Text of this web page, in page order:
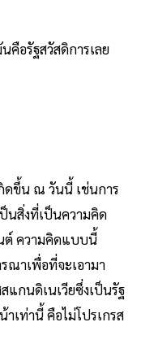
คือรัฐสวัสดิการเลย
ดขึ้น ณ วันนี้ เช่นการ
นสิ่งที่เป็นความคิด
ต์ ความคิดแบบนี้
ณาเพื่อที่จะเอามา
แกนดิเนเวียซึ่งเป็นรัฐ
เท่านี้ คือไม่โปรเกรส